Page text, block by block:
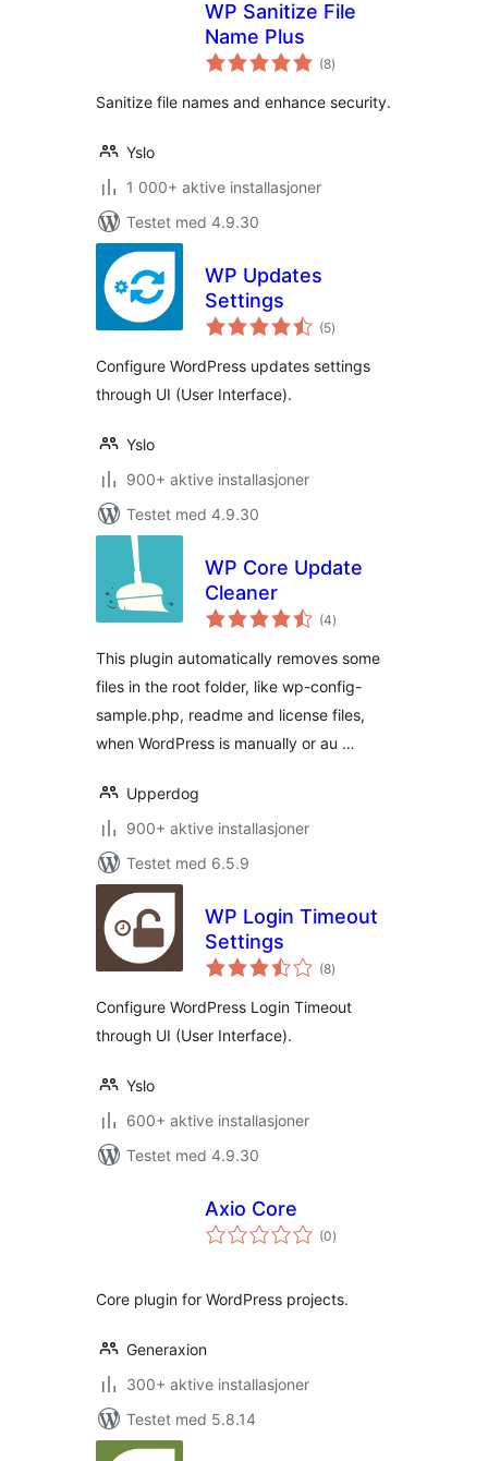
WP Sanitize File
Name Plus
(8totale
vurderinger
)
Sanitize file names and enhance security.
Yslo
1 000+ aktive installasjoner
Testet med 4.9.30
WP Updates
Settings
(5totale
vurderinger
)
Configure WordPress updates settings
through UI (User Interface).
Yslo
900+ aktive installasjoner
Testet med 4.9.30
WP Core Update
Cleaner
(4totale
vurderinger
)
This plugin automatically removes some
files in the root folder, like wp-config-
sample.php, readme and license files,
when WordPress is manually or au …
Upperdog
900+ aktive installasjoner
Testet med 6.5.9
WP Login Timeout
Settings
(8totale
vurderinger
)
Configure WordPress Login Timeout
through UI (User Interface).
Yslo
600+ aktive installasjoner
Testet med 4.9.30
Axio Core
(0totale
vurderinger
)
Core plugin for WordPress projects.
Generaxion
300+ aktive installasjoner
Testet med 5.8.14